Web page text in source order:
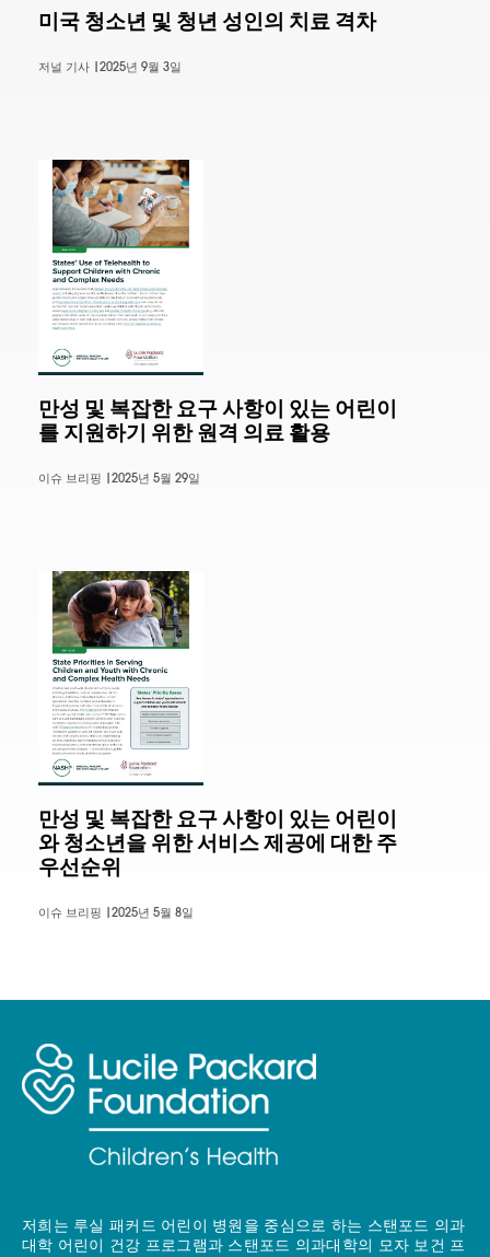
미국 청소년 및 청년 성인의 치료 격차
저널 기사 | 2025년 9월 3일
만성 및 복잡한 요구 사항이 있는 어린이
를 지원하기 위한 원격 의료 활용
이슈 브리핑 | 2025년 5월 29일
만성 및 복잡한 요구 사항이 있는 어린이
와 청소년을 위한 서비스 제공에 대한 주
우선순위
이슈 브리핑 | 2025년 5월 8일
저희는 루실 패커드 어린이 병원을 중심으로 하는 스탠포드 의과
대학 어린이 건강 프로그램과 스탠포드 의과대학의 모자 보건 프